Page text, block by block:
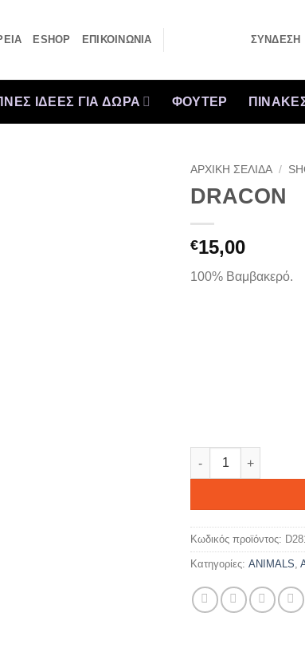
ESHOP ΕΠΙΚΟΙΝΩΝΙΑ ΣΎΝΔΕΣΗ
ΙΔΕΕΣ ΓΙΑ ΔΩΡΑ ΦΟΥΤΕΡ
ΑΡΧΙΚΉ ΣΕΛΊΔΑ /
DRACON
€15,00
100% Βαμβακερό.
DRACON ποσότητα
Κωδικός προϊόντος:
Κατηγορίες: ANIMALS,